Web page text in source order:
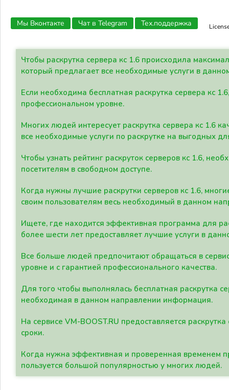
Мы Вконтакте Чат в Telegram Тех.поддержка
Чтобы раскрутка сервера кс 1.6 происходила
который предлагает все необходимые услуги в
Если необходима бесплатная раскрутка сервера кс
профессиональном уровне.
Многих людей интересует раскрутка сервера кс 1.6
все необходимые услуги по раскрутке на выгодных
Чтобы узнать рейтинг раскруток серверов кс 1.6,
посетителям в свободном доступе.
Когда нужны лучшие раскрутки серверов кс 1.6,
своим пользователям весь необходимый в данном
Ищете, где находится эффективная программа для
более шести лет предоставляет лучшие услуги в
Все больше людей предпочитают обращаться в
уровне и с гарантией профессионального качества.
Для того чтобы выполнялась бесплатная раскрутка
необходимая в данном направлении информация.
На сервисе VM-BOOST.RU предоставляется
сроки.
Когда нужна эффективная и проверенная временем
пользуется большой популярностью у многих людей.